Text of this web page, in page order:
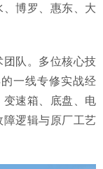
博罗、惠东、大
队。多位核心技
一线专修实战经
速箱、底盘、电
障逻辑与原厂工艺